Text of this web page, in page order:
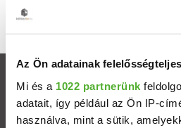
Az Ön adatainak
Mi és a 1022 partnerünk
adatait, így például az Ön IP-
használva, mint a sütik,
keresni, hátha akkor
Ingatlanok
Eladó házak